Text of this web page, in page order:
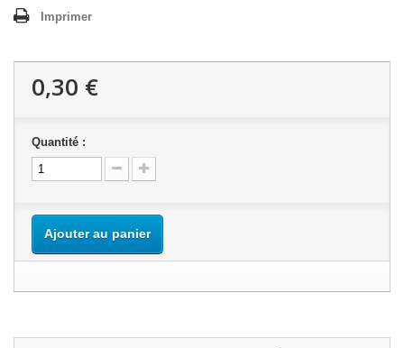
Imprimer
0,30 €
Quantité :
Ajouter au panier